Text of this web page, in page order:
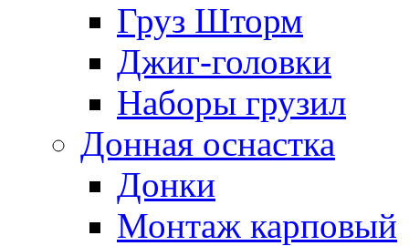
Груз Шторм
Джиг-головки
Наборы грузил
Донная оснастка
Донки
Монтаж карповый